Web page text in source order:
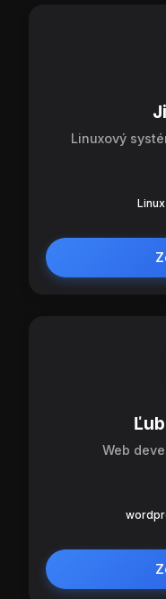
Linuxový
Linux
Web